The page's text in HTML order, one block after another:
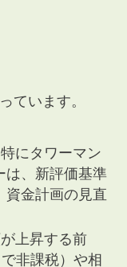
ています。
特にタワーマン
は、新評価基準
資金計画の見直
上昇する前
非課税）や相